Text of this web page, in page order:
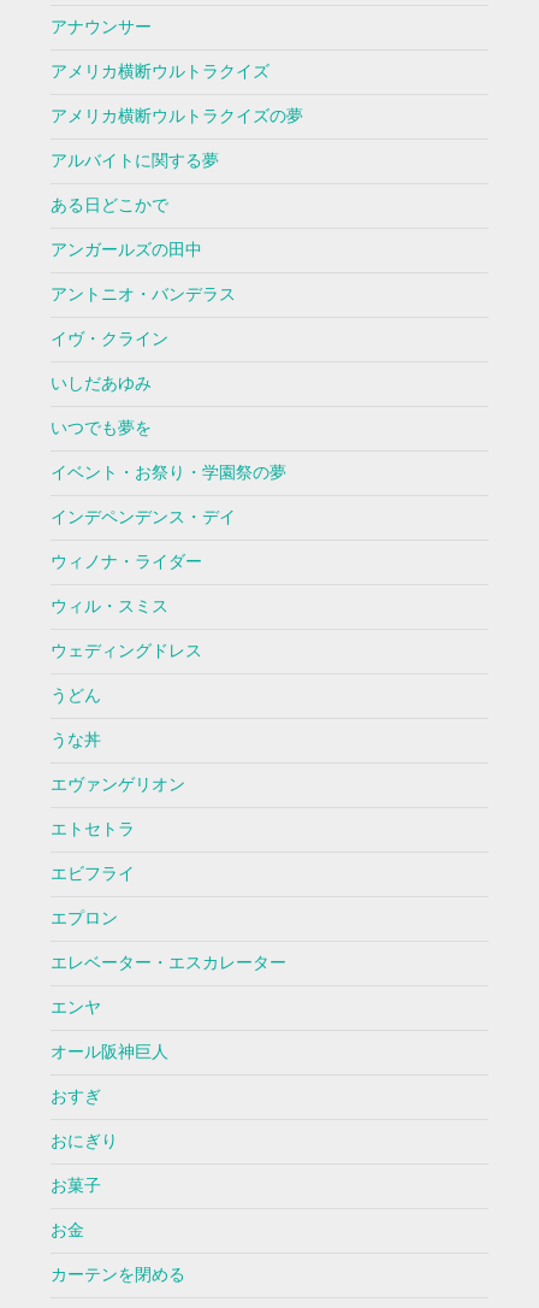
アナウンサー
アメリカ横断ウルトラクイズ
アメリカ横断ウルトラクイズの夢
アルバイトに関する夢
ある日どこかで
アンガールズの田中
アントニオ・バンデラス
イヴ・クライン
いしだあゆみ
いつでも夢を
イベント・お祭り・学園祭の夢
インデペンデンス・デイ
ウィノナ・ライダー
ウィル・スミス
ウェディングドレス
うどん
うな丼
エヴァンゲリオン
エトセトラ
エビフライ
エプロン
エレベーター・エスカレーター
エンヤ
オール阪神巨人
おすぎ
おにぎり
お菓子
お金
カーテンを閉める